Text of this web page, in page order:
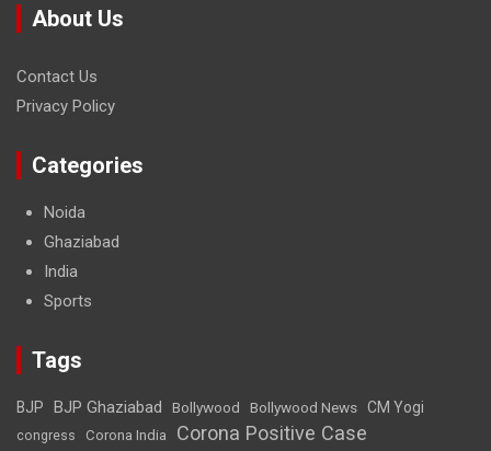
About Us
Contact Us
Privacy Policy
Categories
Noida
Ghaziabad
India
Sports
Tags
BJP BJP Ghaziabad Bollywood Bollywood News CM Yogi
congress Corona India Corona Positive Case